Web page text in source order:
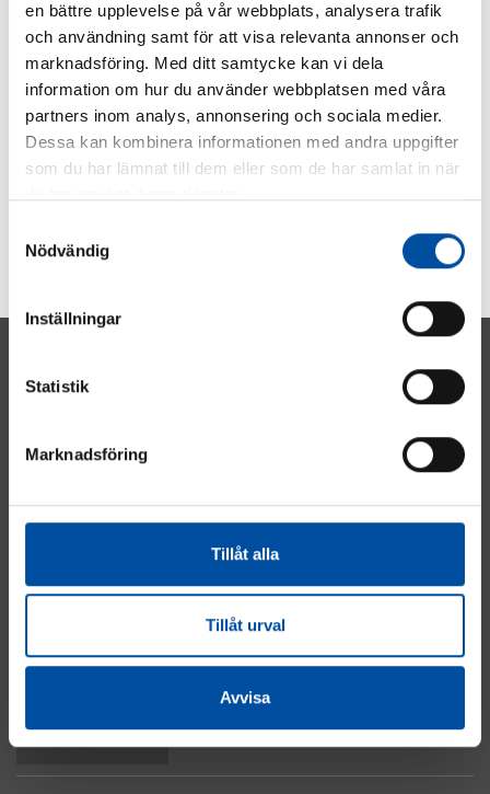
en bättre upplevelse på vår webbplats, analysera trafik
och användning samt för att visa relevanta annonser och
marknadsföring. Med ditt samtycke kan vi dela
information om hur du använder webbplatsen med våra
partners inom analys, annonsering och sociala medier.
Dessa kan kombinera informationen med andra uppgifter
som du har lämnat till dem eller som de har samlat in när
Nödvändig
Inställningar
Statistik
Marknadsföring
Tillåt alla
Tillåt urval
Avvisa
Energi
Fastighet
Vatten & Avlopp
Integritetspolicy